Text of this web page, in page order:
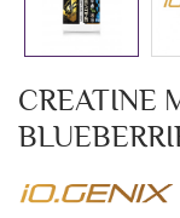
CREATINE